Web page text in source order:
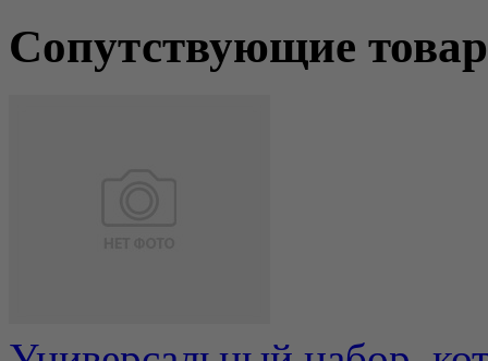
Сопутствующие